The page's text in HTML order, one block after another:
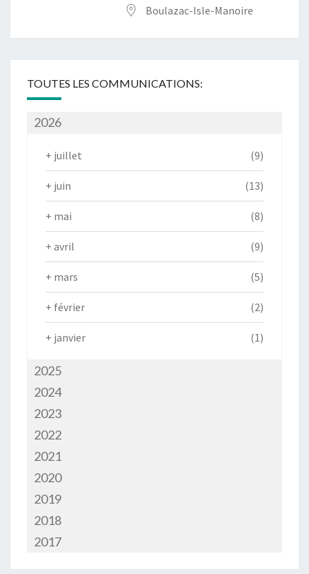
Boulazac-Isle-Manoire
TOUTES LES COMMUNICATIONS:
2026
+ juillet (9)
+ juin (13)
+ mai (8)
+ avril (9)
+ mars (5)
+ février (2)
+ janvier (1)
2025
2024
2023
2022
2021
2020
2019
2018
2017